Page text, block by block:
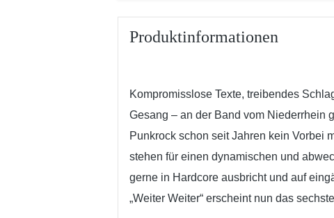
Produktinformationen
Kompromisslose Texte, treibendes
Gesang – an der Band vom Niederrhein
Punkrock schon seit Jahren kein Vorbei
stehen für einen dynamischen und
gerne in Hardcore ausbricht und auf
„Weiter Weiter“ erscheint nun das